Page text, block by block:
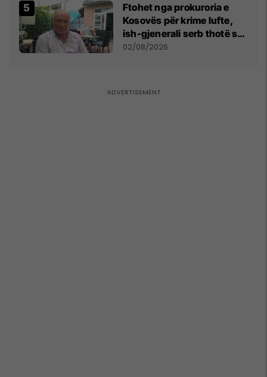
Ftohet nga prokuroria e
Kosovës për krime lufte,
ish-gjenerali serb thotë se
dikush e tradhtoi në
02/08/2026